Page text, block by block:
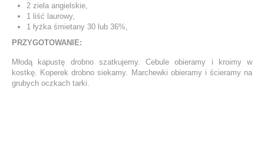
2 ziela angielskie,
1 liść laurowy,
1 łyżka śmietany 30 lub 36%,
PRZYGOTOWANIE:
Młodą kapustę drobno szatkujemy. Cebule obieramy i kroimy w
kostkę. Koperek drobno siekamy. Marchewki obieramy i ścieramy na
grubych oczkach tarki.